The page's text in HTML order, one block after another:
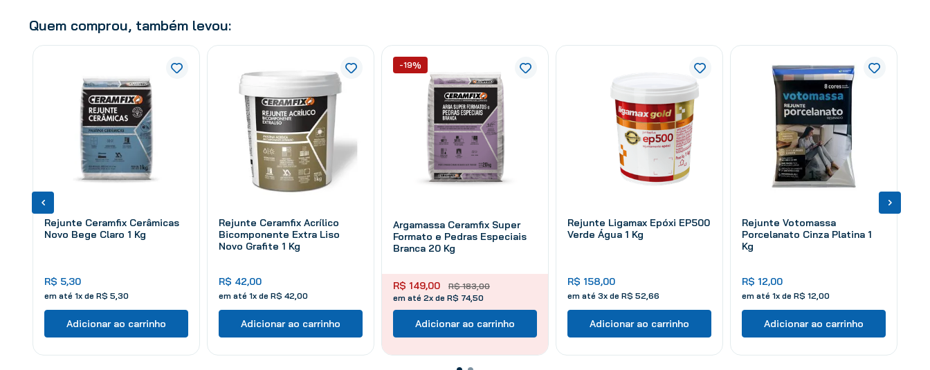
Quem comprou, também levou:
Rejunte Ceramfix Cerâmicas
Novo Bege Claro 1 Kg
R$ 5,30
em até 1x de R$ 5 30
Adicionar ao carrinho
Rejunte Ceramfix Acrílico
Bicomponente Extra Liso
Novo Grafite 1 Kg
R$ 42,00
em até 1x de R$ 42 00
Adicionar ao carrinho
Argamassa Ceramfix Super
Formato e Pedras Especiais
Branca 20 Kg
R$ 183,00
R$ 149,00
em até 2x de R$ 74,50
-19%
Adicionar ao carrinho
Rejunte Ligamax Epóxi EP500
Verde Água 1 Kg
R$ 158,00
em até 3x de R$ 52 66
Adicionar ao carrinho
Rejunte Votomassa
Porcelanato Cinza Platina 1
Kg
R$ 12,00
em até 1x de R$ 12 00
Adicionar ao carrinho